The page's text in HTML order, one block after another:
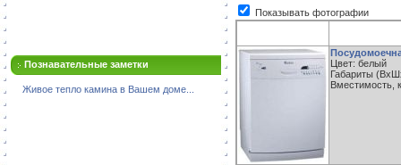
Познавательные заметки
Живое тепло камина в Вашем доме...
Показывать фотографии
Цвет: белый
Габариты
Вместимость,